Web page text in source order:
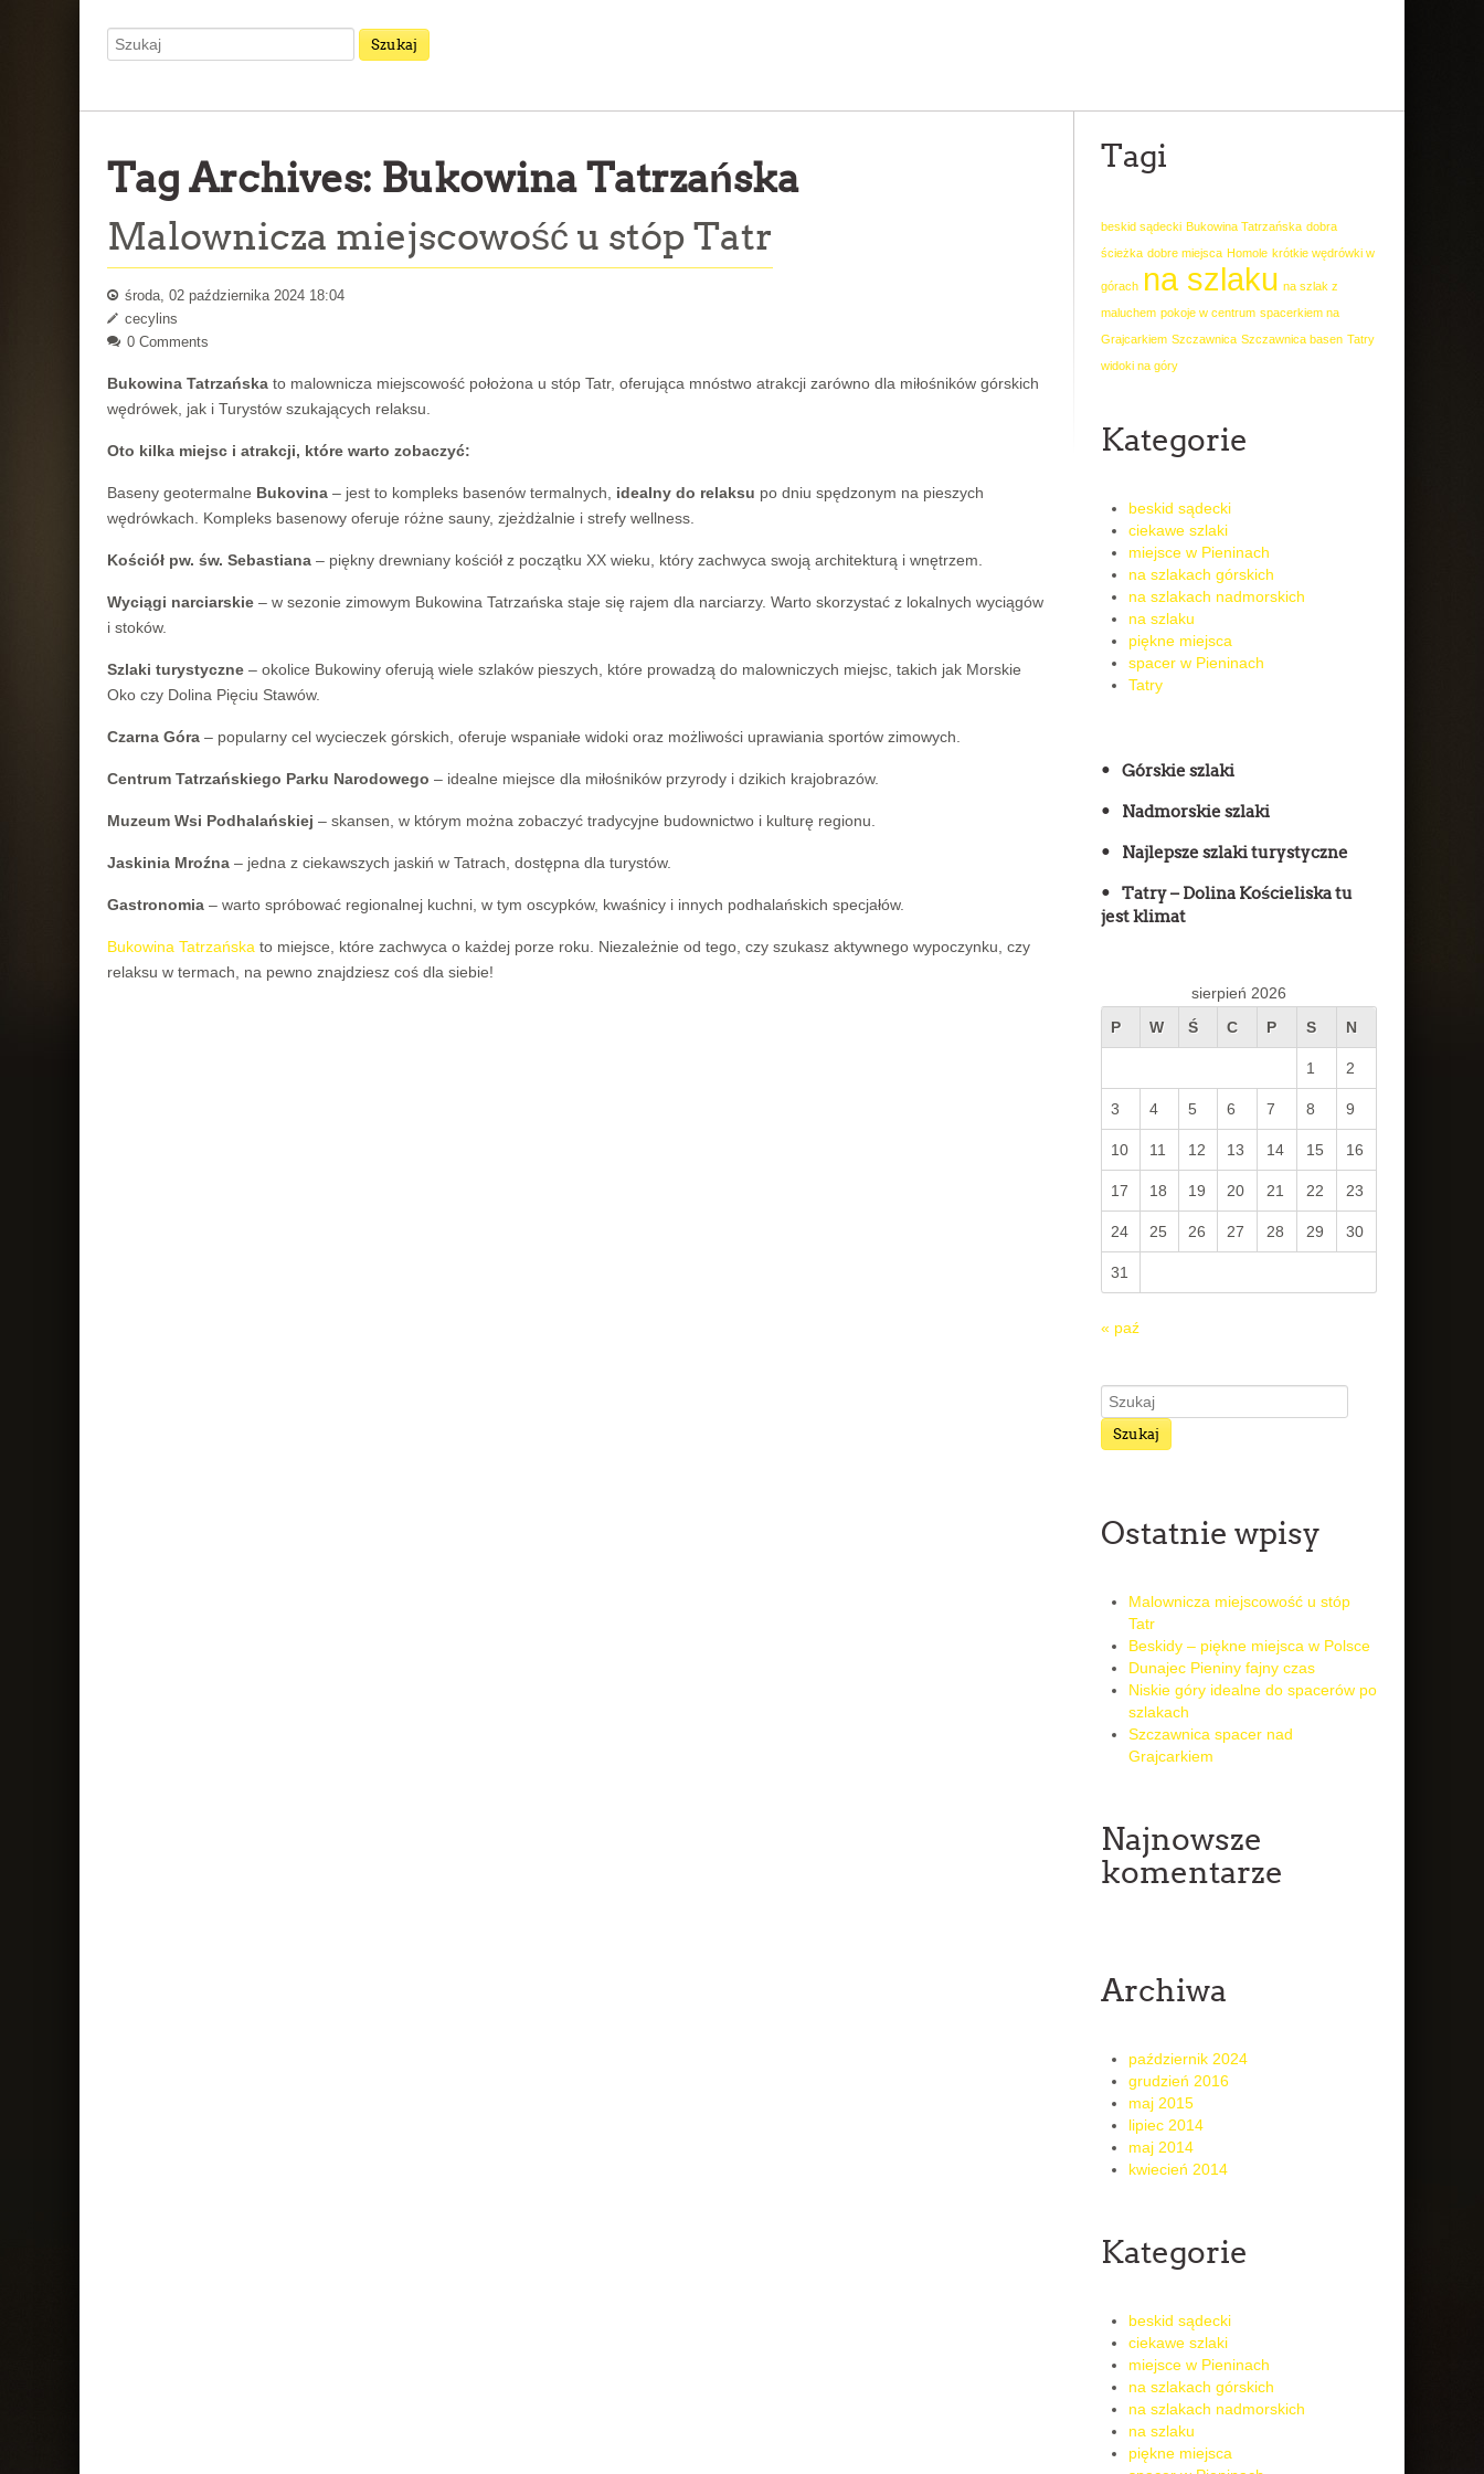
Tag Archives: Bukowina Tatrzańska
Malownicza miejscowość u stóp Tatr
środa, 02 października 2024 18:04
cecylins
0 Comments
Bukowina Tatrzańska to malownicza miejscowość położona u stóp Tatr, oferująca mnóstwo atrakcji zarówno dla miłośników górskich
wędrówek, jak i Turystów szukających relaksu.
Oto kilka miejsc i atrakcji, które warto zobaczyć:
Baseny geotermalne Bukovina – jest to kompleks basenów termalnych, idealny do relaksu po dniu spędzonym na pieszych
wędrówkach. Kompleks basenowy oferuje różne sauny, zjeżdżalnie i strefy wellness.
Kościół pw. św. Sebastiana – piękny drewniany kościół z początku XX wieku, który zachwyca swoją architekturą i wnętrzem.
Wyciągi narciarskie – w sezonie zimowym Bukowina Tatrzańska staje się rajem dla narciarzy. Warto skorzystać z lokalnych wyciągów
i stoków.
Szlaki turystyczne – okolice Bukowiny oferują wiele szlaków pieszych, które prowadzą do malowniczych miejsc, takich jak Morskie
Oko czy Dolina Pięciu Stawów.
Czarna Góra – popularny cel wycieczek górskich, oferuje wspaniałe widoki oraz możliwości uprawiania sportów zimowych.
Centrum Tatrzańskiego Parku Narodowego – idealne miejsce dla miłośników przyrody i dzikich krajobrazów.
Muzeum Wsi Podhalańskiej – skansen, w którym można zobaczyć tradycyjne budownictwo i kulturę regionu.
Jaskinia Mroźna – jedna z ciekawszych jaskiń w Tatrach, dostępna dla turystów.
Gastronomia – warto spróbować regionalnej kuchni, w tym oscypków, kwaśnicy i innych podhalańskich specjałów.
Bukowina Tatrzańska to miejsce, które zachwyca o każdej porze roku. Niezależnie od tego, czy szukasz aktywnego wypoczynku, czy
relaksu w termach, na pewno znajdziesz coś dla siebie!
Tagi
beskid sądecki Bukowina Tatrzańska dobra
ścieżka dobre miejsca Homole krótkie wędrówki w
górach na szlaku na szlak z
maluchem pokoje w centrum spacerkiem na
Grajcarkiem Szczawnica Szczawnica basen Tatry
widoki na góry
Kategorie
beskid sądecki
ciekawe szlaki
miejsce w Pieninach
na szlakach górskich
na szlakach nadmorskich
na szlaku
piękne miejsca
spacer w Pieninach
Tatry
Górskie szlaki
Nadmorskie szlaki
Najlepsze szlaki turystyczne
Tatry – Dolina Kościeliska tu
jest klimat
sierpień 2026
P
W Ś C P S N
1 2
3 4 5 6 7 8 9
10 11 12 13 14 15 16
17 18 19 20 21 22 23
24 25 26 27 28 29 30
31
« paź
Ostatnie wpisy
Malownicza miejscowość u stóp
Tatr
Beskidy – piękne miejsca w Polsce
Dunajec Pieniny fajny czas
Niskie góry idealne do spacerów po
szlakach
Szczawnica spacer nad
Grajcarkiem
Najnowsze
komentarze
Archiwa
październik 2024
grudzień 2016
maj 2015
lipiec 2014
maj 2014
kwiecień 2014
Kategorie
beskid sądecki
ciekawe szlaki
miejsce w Pieninach
na szlakach górskich
na szlakach nadmorskich
na szlaku
piękne miejsca